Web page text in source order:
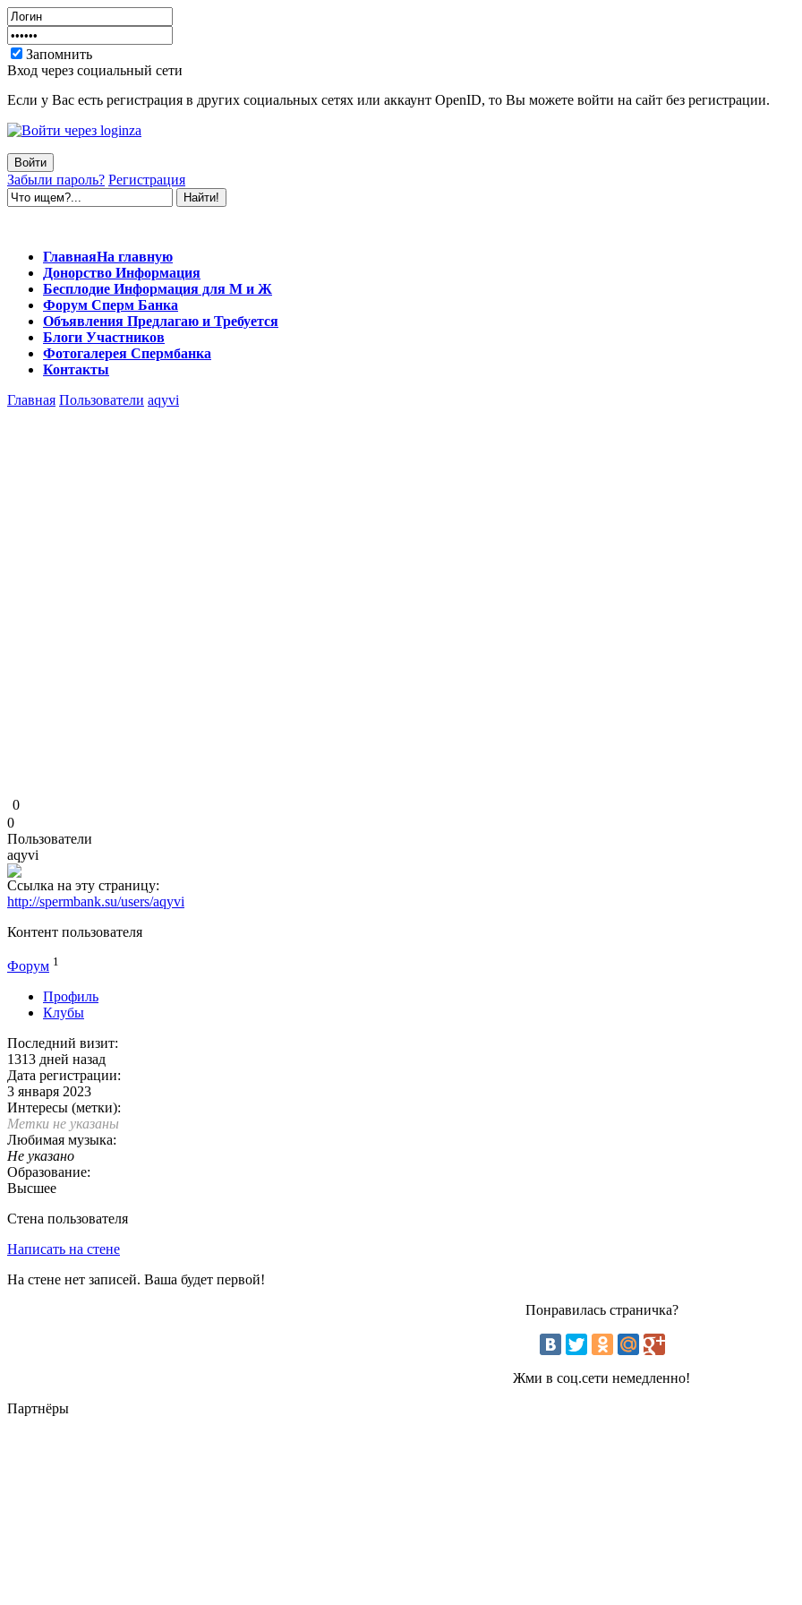
Запомнить
Вход через социальный сети
Если у Вас есть регистрация в других социальных сетях или аккаунт OpenID, то Вы можете войти на сайт без регистрации.
Забыли пароль? Регистрация
ГлавнаяНа главную
Донорство Информация
Бесплодие Информация для М и Ж
Форум Сперм Банка
Объявления Предлагаю и Требуется
Блоги Участников
Фотогалерея Спермбанка
Контакты
Главная Пользователи aqyvi
0
0
Пользователи
aqyvi
Ссылка на эту страницу:
http://spermbank.su/users/aqyvi
Контент пользователя
Форум 1
Профиль
Клубы
Последний визит:
1313 дней назад
Дата регистрации:
3 января 2023
Интересы (метки):
Метки не указаны
Любимая музыка:
Не указано
Образование:
Высшее
Стена пользователя
Написать на стене
На стене нет записей. Ваша будет первой!
Понравилась страничка?
Жми в соц.сети немедленно!
Партнёры